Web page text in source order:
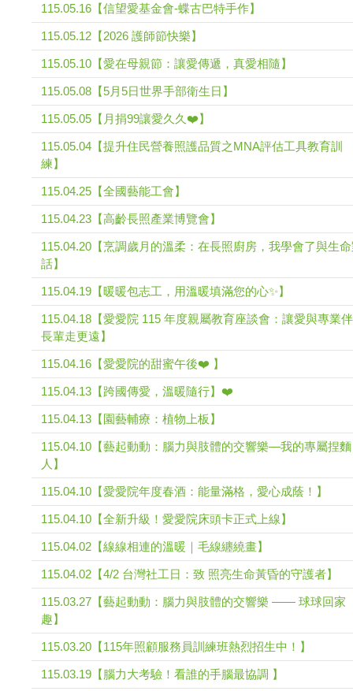
115.05.16【信望愛基金會-蝶古巴特手作】
115.05.12【2026 護師節快樂】
115.05.10【愛在母親節：讓愛傳遞，真愛相隨】
115.05.08【5月5日世界手部衛生日】
115.05.05【月捐99讓愛久久❤️】
115.05.04【提升住民營養照護品質之MNA評估工具教育訓
練】
115.04.25【全國藝能工會】
115.04.23【高齡長照產業博覽會】
115.04.20【烹調歲月的溫柔：在長照廚房，我學會了與生
話】
115.04.19【暖暖包志工，用溫暖填滿您的心✨】
115.04.18【愛愛院 115 年度親屬教育座談會：讓愛與專業伴
長輩走更遠】
115.04.16【愛愛院的甜蜜午後❤️ 】
115.04.13【跨國傳愛，溫暖隨行】❤️
115.04.13【園藝輔療：植物上板】
115.04.10【藝起動動：腦力與肢體的交響樂—我的專屬捏麵
人】
115.04.10【愛愛院年度春酒：能量滿格，愛心成蔭！】
115.04.10【全新升級！愛愛院床頭卡正式上線】
115.04.02【線線相連的溫暖｜毛線纏繞畫】
115.04.02【4/2 台灣社工日：致 照亮生命黃昏的守護者】
115.03.27【藝起動動：腦力與肢體的交響樂 —— 球球回家
趣】
115.03.20【115年照顧服務員訓練班熱烈招生中！】
115.03.19【腦力大考驗！看誰的手腦最協調 】